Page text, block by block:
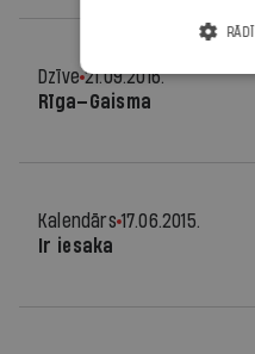
Dzīve 21.09.2016.
Rīga—Gaisma
Kalendārs 17.06.2015.
Ir iesaka